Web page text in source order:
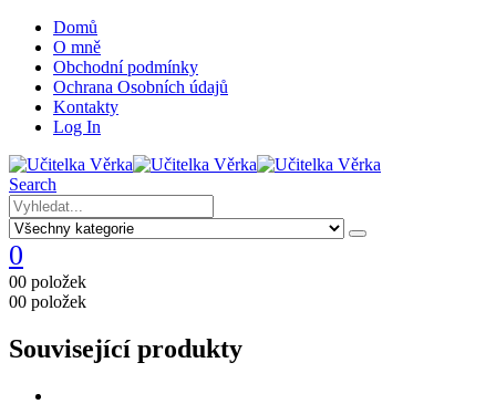
Domů
O mně
Obchodní podmínky
Ochrana Osobních údajů
Kontakty
Log In
Search
0
00 položek
00 položek
Související produkty